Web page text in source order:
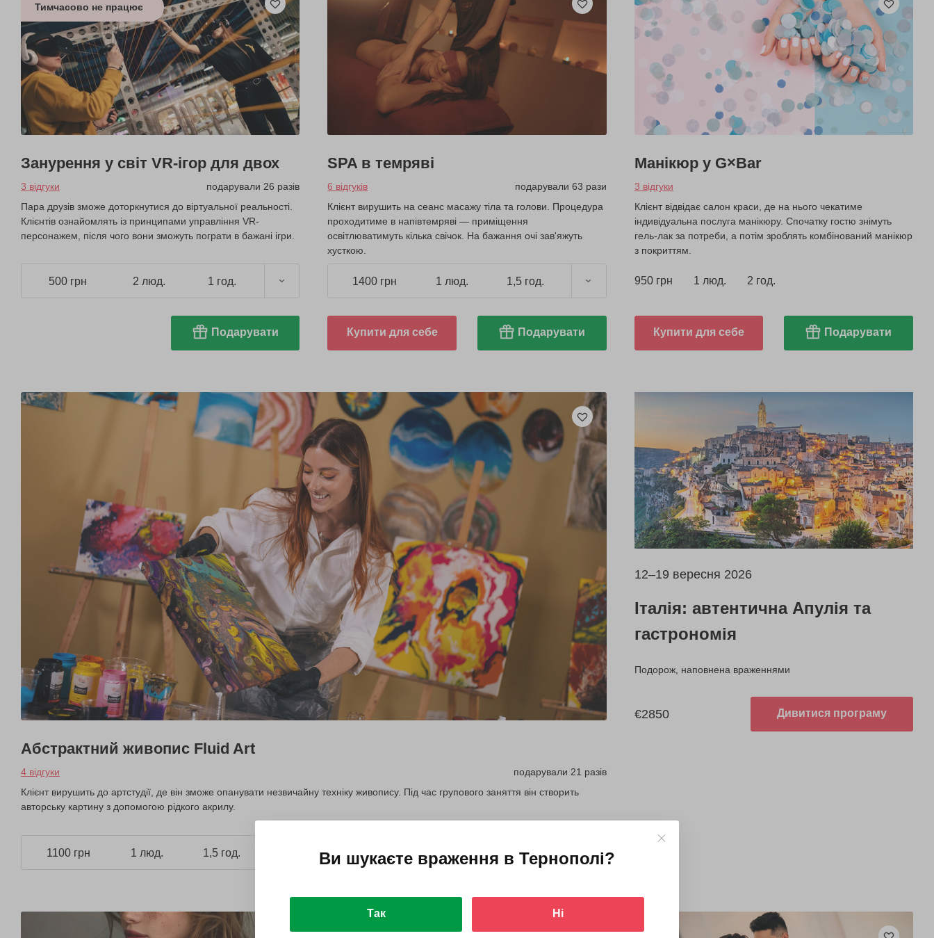
Тимчасово не працює
Занурення у світ VR-ігор для двох
3 відгуки
подарували 26 разів
Пара друзів зможе доторкнутися до віртуальної реальності.
Клієнтів ознайомлять із принципами управління VR-
персонажем, після чого вони зможуть пограти в бажані ігри.
500 грн 2 люд. 1 год.
Подарувати
SPA в темряві
6 відгуків
подарували 63 рази
Клієнт вирушить на сеанс масажу тіла та голови. Процедура
проходитиме в напівтемряві — приміщення
освітлюватимуть кілька свічок. На бажання очі зав'яжуть
хусткою.
1400 грн 1 люд. 1,5 год.
Купити для себе Подарувати
Манікюр у G×Bar
3 відгуки
Клієнт відвідає салон краси, де на нього чекатиме
індивідуальна послуга манікюру. Спочатку гостю знімуть
гель-лак за потреби, а потім зроблять комбінований манікюр
з покриттям.
950 грн 1 люд. 2 год.
Купити для себе Подарувати
Абстрактний живопис Fluid Art
4 відгуки
подарували 21 разів
Клієнт вирушить до артстудії, де він зможе опанувати незвичайну техніку живопису. Під час групового заняття він створить
авторську картину з допомогою рідкого акрилу.
1100 грн 1 люд. 1,5 год. Подарувати
12–19 вересня 2026
Італія: автентична Апулія та
гастрономія
Подорож, наповнена враженнями
€2850 Дивитися програму
Ви шукаєте враження в Тернополі?
Так Ні